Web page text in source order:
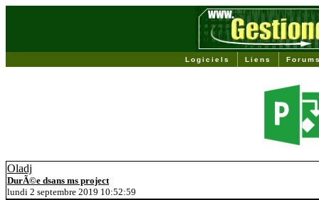
Logiciels Liens
Oladj
DurÃ©e dsans ms project
lundi 2 septembre 2019 10:52:59